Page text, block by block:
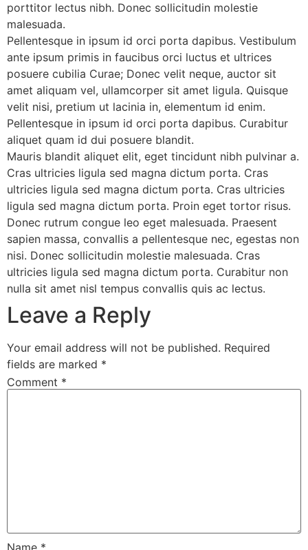
porttitor lectus nibh. Donec sollicitudin molestie
malesuada.
Pellentesque in ipsum id orci porta dapibus. Vestibulum
ante ipsum primis in faucibus orci luctus et ultrices
posuere cubilia Curae; Donec velit neque, auctor sit
amet aliquam vel, ullamcorper sit amet ligula. Quisque
velit nisi, pretium ut lacinia in, elementum id enim.
Pellentesque in ipsum id orci porta dapibus. Curabitur
aliquet quam id dui posuere blandit.
Mauris blandit aliquet elit, eget tincidunt nibh pulvinar a.
Cras ultricies ligula sed magna dictum porta. Cras
ultricies ligula sed magna dictum porta. Cras ultricies
ligula sed magna dictum porta. Proin eget tortor risus.
Donec rutrum congue leo eget malesuada. Praesent
sapien massa, convallis a pellentesque nec, egestas non
nisi. Donec sollicitudin molestie malesuada. Cras
ultricies ligula sed magna dictum porta. Curabitur non
nulla sit amet nisl tempus convallis quis ac lectus.
Leave a Reply
Your email address will not be published. Required
fields are marked *
Comment *